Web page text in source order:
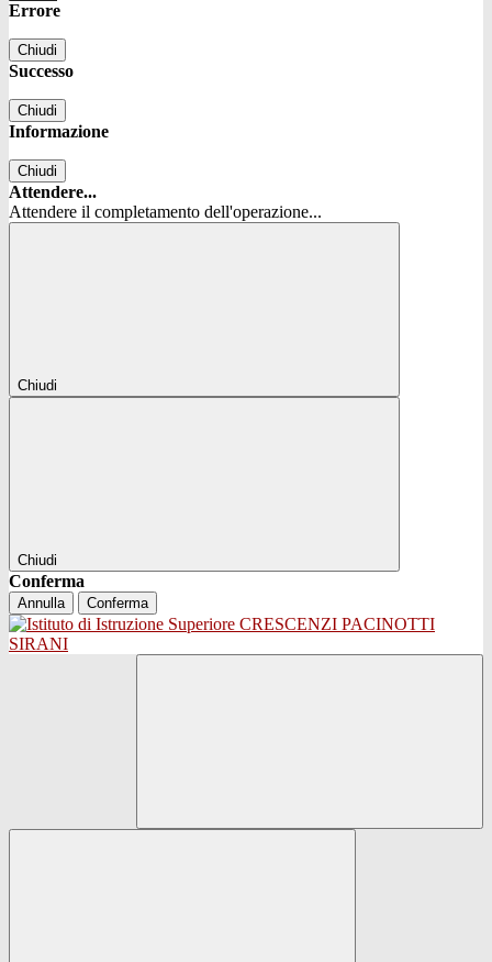
Errore
Chiudi
Successo
Chiudi
Informazione
Chiudi
Attendere...
Attendere il completamento dell'operazione...
Chiudi
Chiudi
Conferma
Annulla Conferma